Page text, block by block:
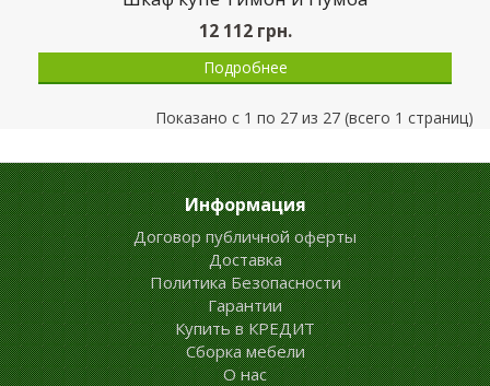
12 112грн.
Подробнее
Показано с 1 по 27 из 27 (всего 1 страниц)
Информация
Договор публичной оферты
Доставка
Политика Безопасности
Гарантии
Купить в КРЕДИТ
Сборка мебели
О нас